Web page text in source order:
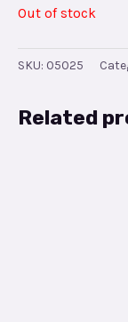
Out of stock
SKU: 05025
Related